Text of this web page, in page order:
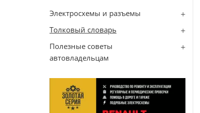
Электросхемы и разъемы
Толковый словарь
Полезные советы
автовладельцам